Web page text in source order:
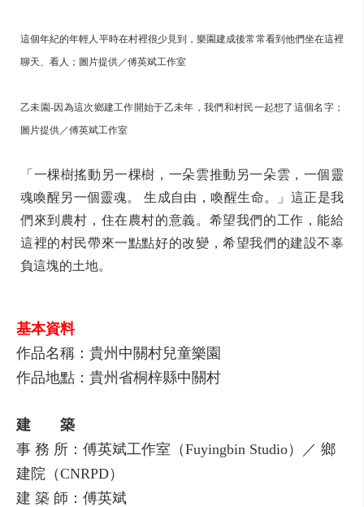
這個年紀的年輕人平時在村裡很少見到，樂園建成後常常看到他們坐在這裡
聊天、看人；圖片提供／傅英斌工作室
乙未園-因為這次鄉建工作開始于乙未年，我們和村民一起想了這個名字；
圖片提供／傅英斌工作室
「一棵樹搖動另一棵樹，一朵雲推動另一朵雲，一個靈
魂喚醒另一個靈魂。 生成自由，喚醒生命。」這正是我
們來到農村，住在農村的意義。希望我們的工作，能給
這裡的村民帶來一點點好的改變，希望我們的建設不辜
負這塊的土地。
基本資料
作品名稱：貴州中關村兒童樂園
作品地點：貴州省桐梓縣中關村
建 築
事 務 所：傅英斌工作室（Fuyingbin Studio）／ 鄉
建院（CNRPD）
建 築 師：傅英斌